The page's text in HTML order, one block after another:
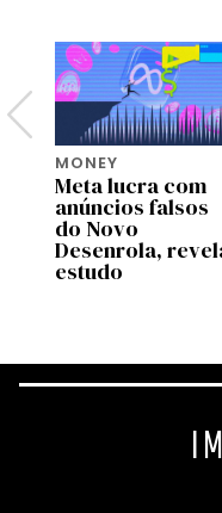
MONEY
Meta lucra com
anúncios falsos
do Novo
Desenrola,
estudo